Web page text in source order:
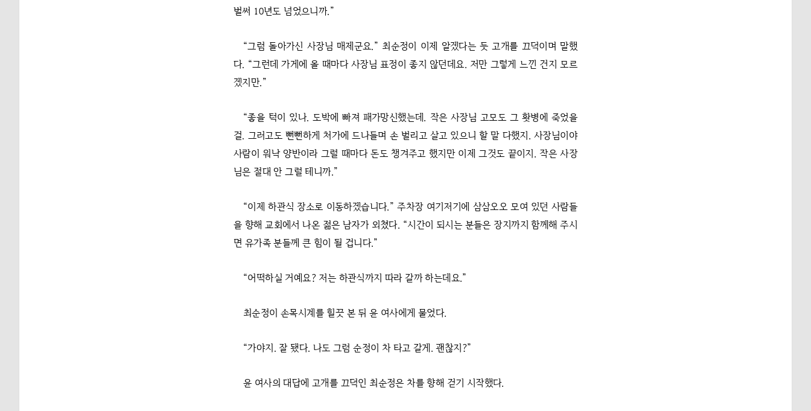
벌써 10년도 넘었으니까.”
“그럼 돌아가신 사장님 매제군요.” 최순정이 이제 알겠다는 듯 고개를 끄덕이며 말했
다. “그런데 가게에 올 때마다 사장님 표정이 좋지 않던데요. 저만 그렇게 느낀 건지 모르
겠지만.”
“좋을 턱이 있나. 도박에 빠져 패가망신했는데. 작은 사장님 고모도 그 홧병에 죽었을
걸. 그러고도 뻔뻔하게 처가에 드나들며 손 벌리고 살고 있으니 할 말 다했지. 사장님이야
사람이 워낙 양반이라 그럴 때마다 돈도 챙겨주고 했지만 이제 그것도 끝이지. 작은 사장
님은 절대 안 그럴 테니까.”
“이제 하관식 장소로 이동하겠습니다.” 주차장 여기저기에 삼삼오오 모여 있던 사람들
을 향해 교회에서 나온 젊은 남자가 외쳤다. “시간이 되시는 분들은 장지까지 함께해 주시
면 유가족 분들께 큰 힘이 될 겁니다.”
“어떡하실 거예요? 저는 하관식까지 따라 갈까 하는데요.”
최순정이 손목시계를 힐끗 본 뒤 윤 여사에게 물었다.
“가야지. 잘 됐다. 나도 그럼 순정이 차 타고 갈게. 괜찮지?”
윤 여사의 대답에 고개를 끄덕인 최순정은 차를 향해 걷기 시작했다.